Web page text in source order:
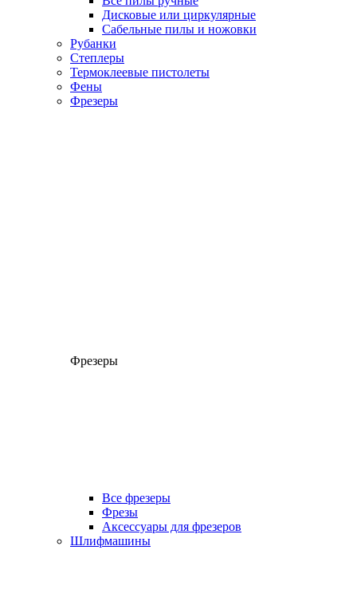
Дисковые или циркулярные
Сабельные пилы и ножовки
Рубанки
Степлеры
Термоклеевые пистолеты
Фены
Фрезеры
Фрезеры
Все фрезеры
Фрезы
Аксессуары для фрезеров
Шлифмашины